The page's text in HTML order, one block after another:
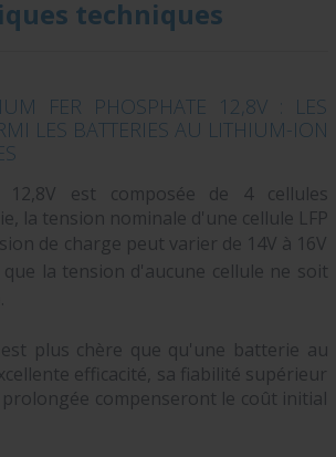
techniques
FER PHOSPHATE 12,8V : LES
LES BATTERIES AU LITHIUM-ION
est composée de 4 cellules
la tension nominale d'une cellule LFP
de charge peut varier de 14V à 16V
la tension d'aucune cellule ne soit
plus chère que qu'une batterie au
efficacité, sa fiabilité supérieur
compenseront le coût initial